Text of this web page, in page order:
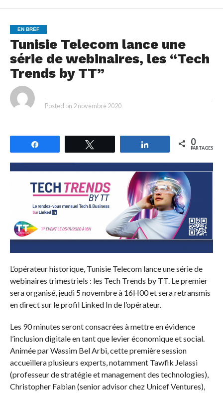
EN BREF
Tunisie Telecom lance une
série de webinaires, les “Tech
Trends by TT”
Posted on 2 novembre 2020
Partagez 0
PARTAGES
L’opérateur historique, Tunisie Telecom lance une série de
webinaires trimestriels : les Tech Trends by TT. Le premier
sera organisé, jeudi 5 novembre à 16H00 et sera retransmis
en direct sur le profil Linked In de l’opérateur.
Les 90 minutes seront consacrées à mettre en évidence
l’inclusion digitale en tant que levier économique et social.
Animée par Wassim Bel Arbi, cette première session
accueillera plusieurs experts, notamment Tawfik Jelassi
(professeur de stratégie et management des technologies),
Christopher Fabian (senior advisor chez Unicef Ventures),